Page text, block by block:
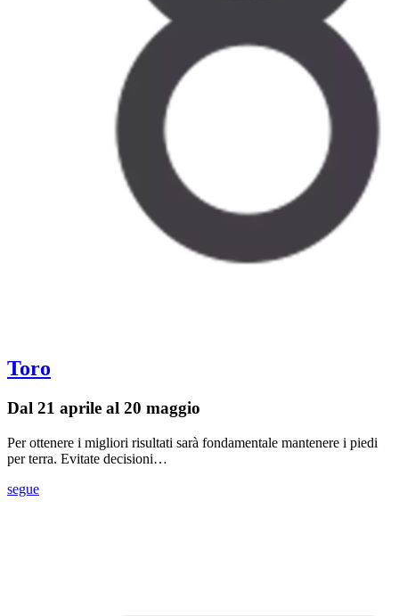
Toro
Dal 21 aprile al 20 maggio
Per ottenere i migliori risultati sarà fondamentale mantenere i piedi
per terra. Evitate decisioni…
segue